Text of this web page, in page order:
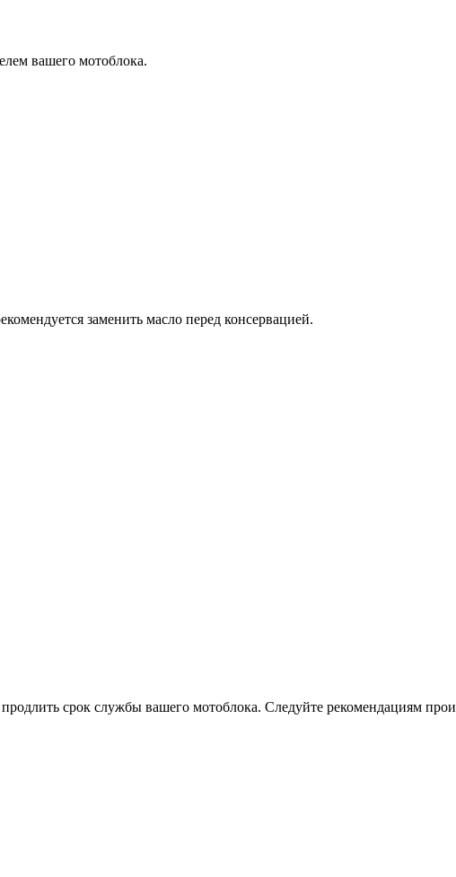
вашего мотоблока.
заменить масло перед консервацией.
срок службы вашего мотоблока. Следуйте рекомендациям